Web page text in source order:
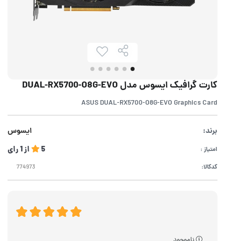
کارت گرافیک ایسوس مدل DUAL-RX5700-O8G-EVO
ASUS DUAL-RX5700-O8G-EVO Graphics Card
برند: ایسوس
امتیاز : 5 از1رای
کدکالا: